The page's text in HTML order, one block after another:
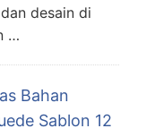
desain di
…
Bahan
Sablon 12